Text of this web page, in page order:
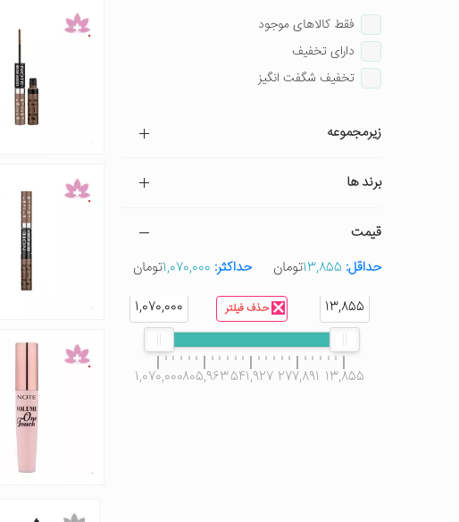
فقط کالاهای موجود
دارای تخفیف
تخفیف شگفت انگیز
زیرمجموعه
برند ها
قیمت
حداقل: 13,855تومان حداکثر: 1,070,000تومان
حذف فیلتر 13,855
1,070,000
13,855
277,891
541,927
805,963
1,070,000